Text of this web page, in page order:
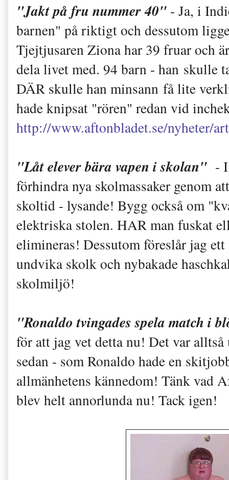
"Jakt på fru nummer 40" - Ja, i
barnen" på riktigt och dessutom
Tjejtjusaren Ziona har 39 fruar och
dela livet med. 94 barn - han skulle
DÄR skulle han minsann få lite
hade knipsat "rören" redan vid
http://www.aftonbladet.se/nyheter/
"Låt elever bära vapen i skolan" -
förhindra nya skolmassaker genom
skoltid - lysande! Bygg också om
elektriska stolen. HAR man fuskat
elimineras! Dessutom föreslår jag
undvika skolk och nybakade
skolmiljö!
"Ronaldo tvingades spela match i
för att jag vet detta nu! Det var
sedan - som Ronaldo hade en
allmänhetens kännedom! Tänk vad
blev helt annorlunda nu! Tack igen!